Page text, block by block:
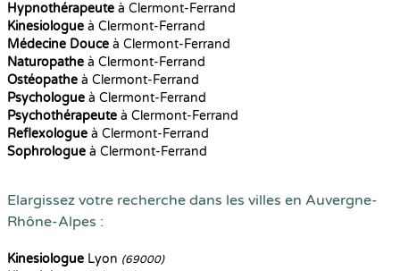
Hypnothérapeute à Clermont-Ferrand
Kinesiologue à Clermont-Ferrand
Médecine Douce à Clermont-Ferrand
Naturopathe à Clermont-Ferrand
Ostéopathe à Clermont-Ferrand
Psychologue à Clermont-Ferrand
Psychothérapeute à Clermont-Ferrand
Reflexologue à Clermont-Ferrand
Sophrologue à Clermont-Ferrand
Elargissez votre recherche dans les villes en Auvergne-
Rhône-Alpes :
Kinesiologue Lyon (69000)